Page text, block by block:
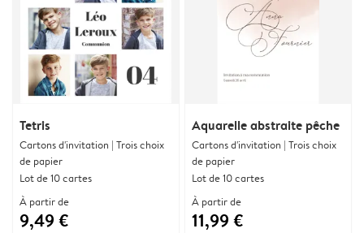
Tetris
Cartons d'invitation | Trois choix
de papier
Lot de 10 cartes
À partir de
9,49 €
Aquarelle abstraite pêche
Cartons d'invitation | Trois choix
de papier
Lot de 10 cartes
À partir de
11,99 €